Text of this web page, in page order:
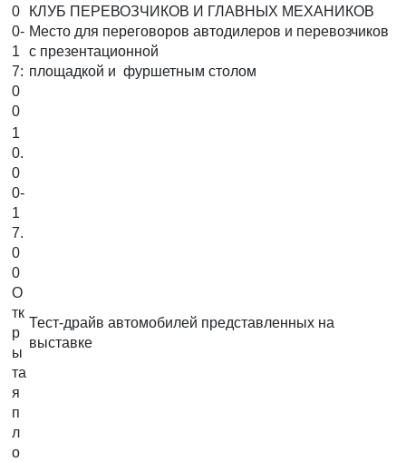
0
0-
1
7:
0
0
КЛУБ ПЕРЕВОЗЧИКОВ И ГЛАВНЫХ МЕХАНИКОВ
Место для переговоров автодилеров и перевозчиков
с презентационной
площадкой и фуршетным столом
1
0.
0
0-
1
7.
0
0
О
тк
р
ы
та
я
п
л
о
Тест-драйв автомобилей представленных на
выставке